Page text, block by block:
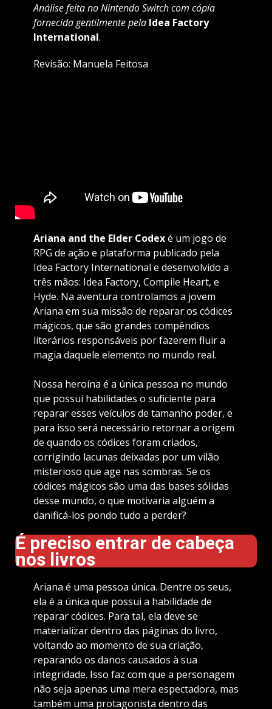
Análise feita no Nintendo Switch com cópia
fornecida gentilmente pela Idea Factory
International.
Revisão: Manuela Feitosa
Ariana and the Elder Codexé um jogo de
RPG de ação e plataforma publicado pela
Idea Factory International e desenvolvido a
três mãos: Idea Factory, Compile Heart, e
Hyde. Na aventura controlamos a jovem
Ariana em sua missão de reparar os códices
mágicos, que são grandes compêndios
literários responsáveis por fazerem fluir a
magia daquele elemento no mundo real.
Nossa heroína é a única pessoa no mundo
que possui habilidades o suficiente para
reparar esses veículos de tamanho poder, e
para isso será necessário retornar a origem
de quando os códices foram criados,
corrigindo lacunas deixadas por um vilão
misterioso que age nas sombras. Se os
códices mágicos são uma das bases sólidas
desse mundo, o que motivaria alguém a
danificá-los pondo tudo a perder?
É preciso entrar de cabeça
nos livros
Ariana é uma pessoa única. Dentre os seus,
ela é a única que possui a habilidade de
reparar códices. Para tal, ela deve se
materializar dentro das páginas do livro,
voltando ao momento de sua criação,
reparando os danos causados à sua
integridade. Isso faz com que a personagem
não seja apenas uma mera espectadora, mas
também uma protagonista dentro das